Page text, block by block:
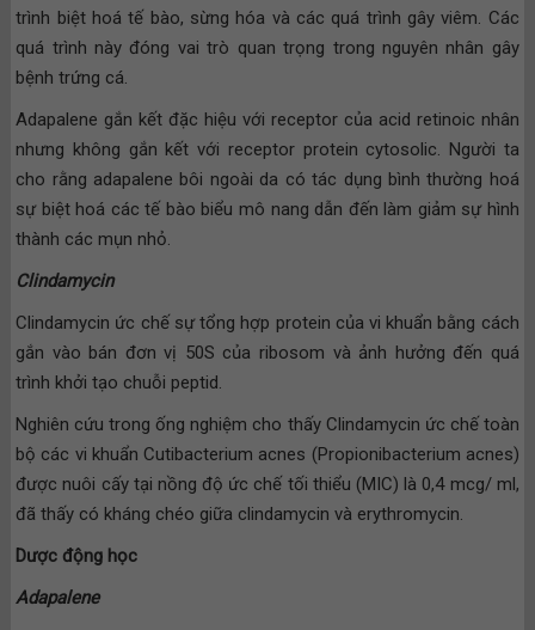
trình biệt hoá tế bào, sừng hóa và các quá trình gây viêm. Các
quá trình này đóng vai trò quan trọng trong nguyên nhân gây
bệnh trứng cá.
Adapalene gắn kết đặc hiệu với receptor của acid retinoic nhân
nhưng không gắn kết với receptor protein cytosolic. Người ta
cho rằng adapalene bôi ngoài da có tác dụng bình thường hoá
sự biệt hoá các tế bào biểu mô nang dẫn đến làm giảm sự hình
thành các mụn nhỏ.
Clindamycin
Clindamycin ức chế sự tổng hợp protein của vi khuẩn bằng cách
gắn vào bán đơn vị 50S của ribosom và ảnh hưởng đến quá
trình khởi tạo chuỗi peptid.
Nghiên cứu trong ống nghiệm cho thấy Clindamycin ức chế toàn
bộ các vi khuẩn Cutibacterium acnes (Propionibacterium acnes)
được nuôi cấy tại nồng độ ức chế tối thiểu (MIC) là 0,4 mcg/ ml,
đã thấy có kháng chéo giữa clindamycin và erythromycin.
Dược động học
Adapalene